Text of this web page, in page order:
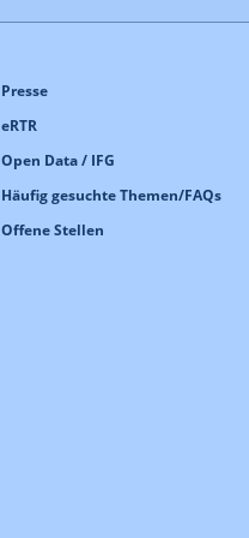
Presse
eRTR
Open Data / IFG
Häufig gesuchte Themen/FAQs
Offene Stellen